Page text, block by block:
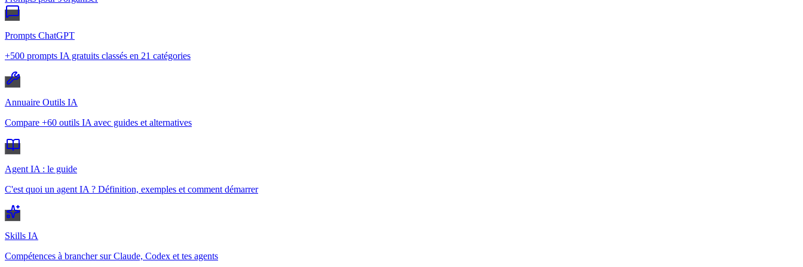
Prompts ChatGPT
+500 prompts IA gratuits classés en 21 catégories
Annuaire Outils IA
Compare +60 outils IA avec guides et alternatives
Agent IA : le guide
C'est quoi un agent IA ? Définition, exemples et comment démarrer
Skills IA
Compétences à brancher sur Claude, Codex et tes agents